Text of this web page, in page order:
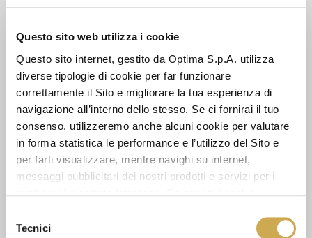
Questo sito web utilizza i cookie
Questo sito internet, gestito da Optima S.p.A. utilizza
diverse tipologie di cookie per far funzionare
correttamente il Sito e migliorare la tua esperienza di
navigazione all’interno dello stesso. Se ci fornirai il tuo
consenso, utilizzeremo anche alcuni cookie per valutare
in forma statistica le performance e l’utilizzo del Sito e
per farti visualizzare, mentre navighi su internet,
messaggi pubblicitari dei nostri prodotti e servizi per i
delTecnici
SCHEDA TECNICA
GUARDA ANCHE